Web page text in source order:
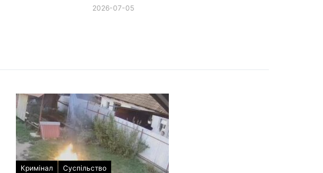
2026-07-05
Кримінал Суспільство